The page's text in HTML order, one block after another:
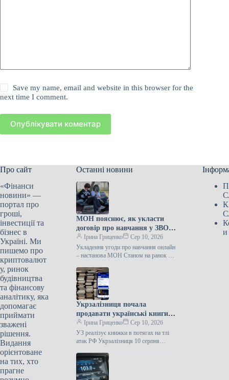
Save my name, email and website in this browser for the
next time I comment.
Опублікувати коментар
Про сайт
«Фінанси
новини» —
портал про
гроші,
інвестиції та
бізнес в
Україні. Ми
пишемо про
криптовалют
у, ринок
будівництва
та фінансову
аналітику, яка
допомагає
приймати
зважені
рішення.
Видання
орієнтоване
на тих, хто
прагне
Останні новини
МОН пояснює, як укласти
договір про навчання у ЗВО
через електронний кабінет
абітурієнта
Ірина Гриценко
Сер 10, 2026
Укладення угоди про навчання онлайн
– настанова МОН Станом на ранок 10
бакалаврат та медичну…
Укрзалізниця почала
продавати українські книги в
поїздах зі значними
знижками.
Ірина Гриценко
Сер 10, 2026
УЗ реалізує книжки в потягах на тлі
атак РФ Укрзалізниця 10 серпня
певних внутрішніх та міжнародних…
и